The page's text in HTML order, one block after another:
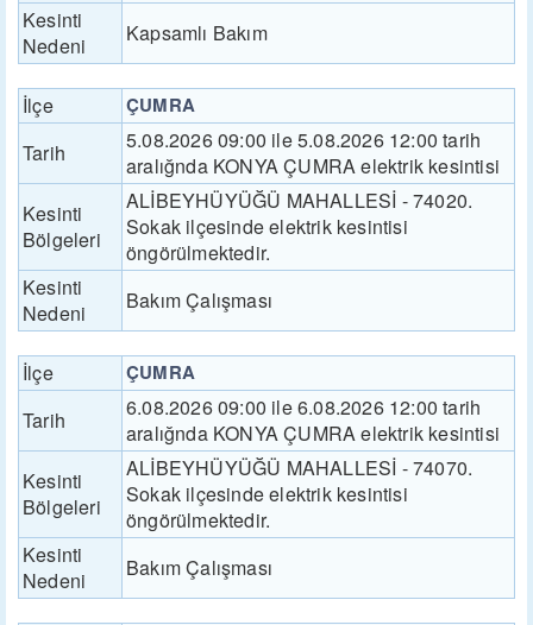
Kesinti
Nedeni
Kapsamlı Bakım
İlçe ÇUMRA
Tarih
5.08.2026 09:00 ile 5.08.2026 12:00 tarih
aralığnda KONYA ÇUMRA elektrik kesintisi
Kesinti
Bölgeleri
ALİBEYHÜYÜĞÜ MAHALLESİ - 74020.
Sokak ilçesinde elektrik kesintisi
öngörülmektedir.
Kesinti
Nedeni
Bakım Çalışması
İlçe ÇUMRA
Tarih
6.08.2026 09:00 ile 6.08.2026 12:00 tarih
aralığnda KONYA ÇUMRA elektrik kesintisi
Kesinti
Bölgeleri
ALİBEYHÜYÜĞÜ MAHALLESİ - 74070.
Sokak ilçesinde elektrik kesintisi
öngörülmektedir.
Kesinti
Nedeni
Bakım Çalışması